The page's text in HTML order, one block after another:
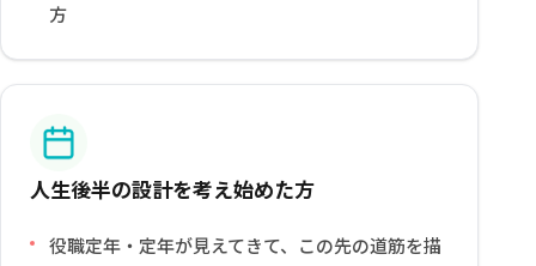
方
人生後半の設計を考え始めた方
役職定年・定年が見えてきて、この先の道筋を描